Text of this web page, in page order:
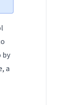
by
a